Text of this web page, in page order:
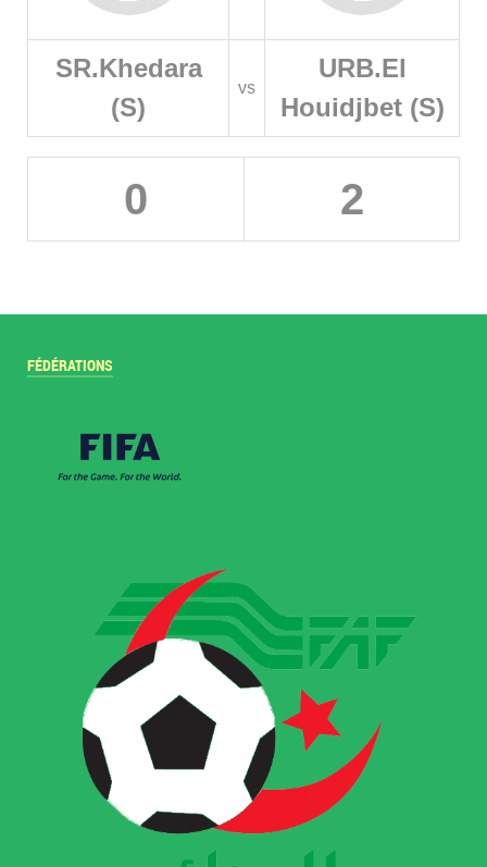
SR.Khedara
(S)
vs
URB.El
Houidjbet (S)
0 2
FÉDÉRATIONS